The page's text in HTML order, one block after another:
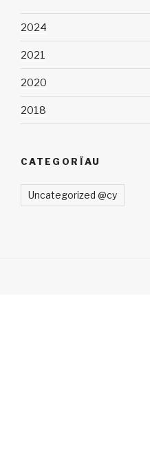
2024
2021
2020
2018
CATEGORÏAU
Uncategorized @cy